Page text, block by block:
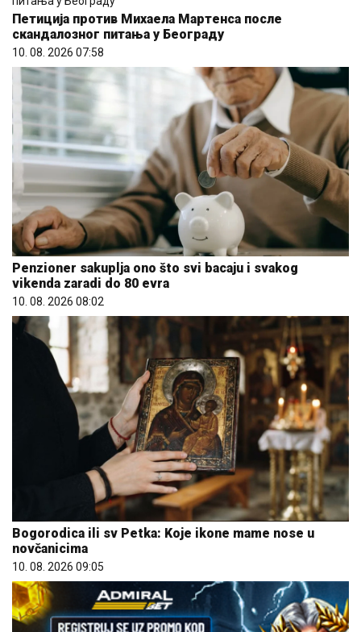
Петиција против Михаела Мартенса после
скандалозног питања у Београду
10. 08. 2026 07:58
Penzioner sakuplja ono što svi bacaju i svakog
vikenda zaradi do 80 evra
10. 08. 2026 08:02
Bogorodica ili sv Petka: Koje ikone mame nose u
novčanicima
10. 08. 2026 09:05